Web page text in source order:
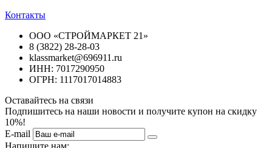
Контакты
ООО «СТРОЙМАРКЕТ 21»
8 (3822) 28-28-03
klassmarket@696911.ru
ИНН: 7017290950
ОГРН: 1117017014883
Оставайтесь на связи
Подпишитесь на наши новости и получите купон на скидку
10%!
E-mail
Напишите нам: